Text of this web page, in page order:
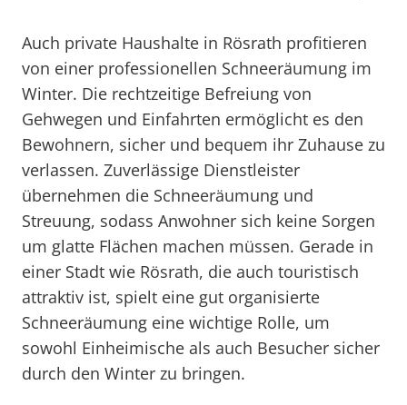
Auch private Haushalte in Rösrath profitieren
von einer professionellen Schneeräumung im
Winter. Die rechtzeitige Befreiung von
Gehwegen und Einfahrten ermöglicht es den
Bewohnern, sicher und bequem ihr Zuhause zu
verlassen. Zuverlässige Dienstleister
übernehmen die Schneeräumung und
Streuung, sodass Anwohner sich keine Sorgen
um glatte Flächen machen müssen. Gerade in
einer Stadt wie Rösrath, die auch touristisch
attraktiv ist, spielt eine gut organisierte
Schneeräumung eine wichtige Rolle, um
sowohl Einheimische als auch Besucher sicher
durch den Winter zu bringen.